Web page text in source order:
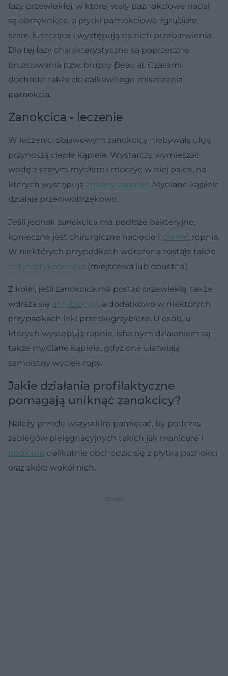
fazy przewlekłej, w której wały paznokciowe nadal
są obrzęknięte, a płytki paznokciowe zgrubiałe,
szare, łuszczące i występują na nich przebarwienia.
Dla tej fazy charakterystyczne są poprzeczne
bruzdowania (tzw. bruzdy Beau'a). Czasami
dochodzi także do całkowitego zniszczenia
paznokcia.
Zanokcica - leczenie
W leczeniu objawowym zanokcicy niebywałą ulgę
przynoszą ciepłe kąpiele. Wystarczy wymieszać
wodę z szarym mydłem i moczyć w niej palce, na
których występują zmiany zapalne. Mydlane kąpiele
działają przeciwobrzękowo.
Jeśli jednak zanokcica ma podłoże bakteryjne,
konieczne jest chirurgiczne nacięcie i drenaż ropnia.
W niektórych przypadkach wdrożona zostaje także
antybiotykoterapia (miejscowa lub doustna).
Z kolei, jeśli zanokcica ma postać przewlekłą, także
wdraża się antybiotyki, a dodatkowo w niektórych
przypadkach leki przeciwgrzybicze. U osób, u
których występują ropnie, istotnym działaniem są
także mydlane kąpiele, gdyż one ułatwiają
samoistny wyciek ropy.
Jakie działania profilaktyczne
pomagają uniknąć zanokcicy?
Należy przede wszystkim pamiętać, by podczas
zabiegów pielęgnacyjnych takich jak manicure i
pedicure delikatnie obchodzić się z płytką paznokci
oraz skórą wokół nich.